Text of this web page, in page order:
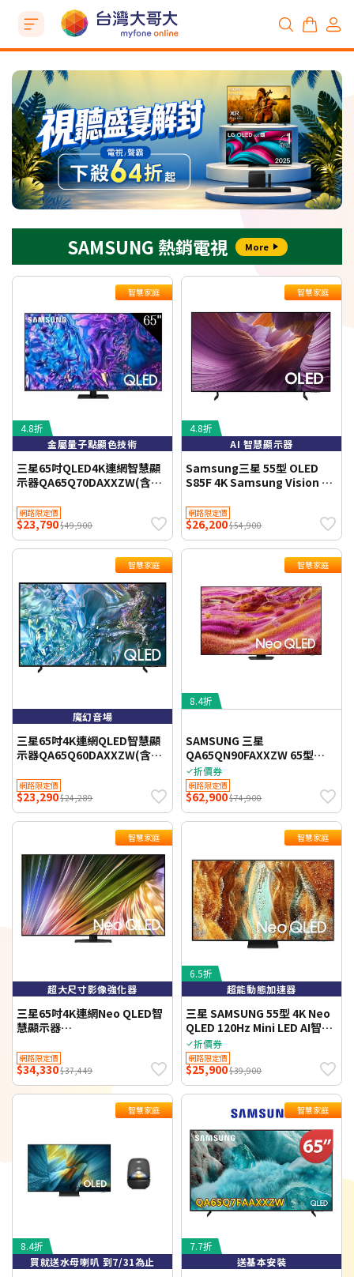
SAMSUNG 熱銷電視 More
4.8折
智慧家庭
金屬量子點顯色技術
三星65吋QLED4K連網智慧顯
示器QA65Q70DAXXZW(含標
網路限定價
$23,790$49,900
4.8折
智慧家庭
AI 智慧顯示器
Samsung三星 55型 OLED
S85F 4K Samsung Vision AI
(QA55S85FAEXZW) 基本桌上
安裝 【智慧家庭】
網路限定價
$26,200$54,900
智慧家庭
魔幻音場
三星65吋4K連網QLED智慧顯
示器QA65Q60DAXXZW(含標
網路限定價
$23,290$24,289
8.4折
智慧家庭
SAMSUNG 三星
QA65QN90FAXXZW 65型
Neo QLED QN90F 4K 智慧顯
示器
折價券
網路限定價
$62,900$74,900
智慧家庭
超大尺寸影像強化器
三星65吋4K連網Neo QLED智
慧顯示器
安裝)WIFI聯網 【智慧家庭】
網路限定價
$34,330$37,449
6.5折
智慧家庭
超能動態加速器
三星 SAMSUNG 55型 4K Neo
QLED 120Hz Mini LED AI智慧
顯示器 55QN70F
QA55QN70FAXXZW -不含安
裝 【智慧家庭】
折價券
網路限定價
$25,900$39,900
8.4折
智慧家庭
買就送水母喇叭 到7/31為止
7.7折
智慧家庭
送基本安裝